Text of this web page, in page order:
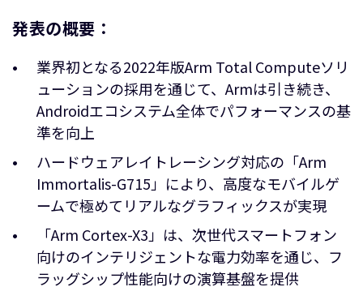
IR関連
グローバル本社
110 Fulbourn Road
Cambridge, UK
CB1 9NJ
Tel: + 44(1223) 400 400 [main reception]
Fax: + 44(1223) 400 410
全てのオフィスを見る
発表の概要 ：
業界初となる2022年版Arm Total Computeソリ
ューションの採用を通じて、Armは引き続き、
Androidエコシステム全体でパフォーマンスの基
準を向上
ハードウェアレイトレーシング対応の「Arm
Immortalis-G715」により、高度なモバイルゲ
ームで極めてリアルなグラフィックスが実現
「Arm Cortex-X3」は、次世代スマートフォン
向けのインテリジェントな電力効率を通じ、フ
ラッグシップ性能向けの演算基盤を提供